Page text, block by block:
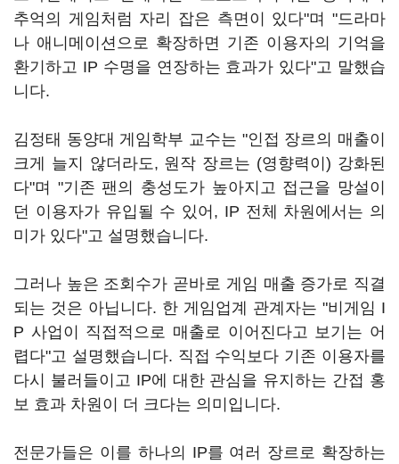
추억의 게임처럼 자리 잡은 측면이 있다"며 "드라마
나 애니메이션으로 확장하면 기존 이용자의 기억을
환기하고 IP 수명을 연장하는 효과가 있다"고 말했습
니다.
김정태 동양대 게임학부 교수는 "인접 장르의 매출이
크게 늘지 않더라도, 원작 장르는 (영향력이) 강화된
다"며 "기존 팬의 충성도가 높아지고 접근을 망설이
던 이용자가 유입될 수 있어, IP 전체 차원에서는 의
미가 있다"고 설명했습니다.
그러나 높은 조회수가 곧바로 게임 매출 증가로 직결
되는 것은 아닙니다. 한 게임업계 관계자는 "비게임 I
P 사업이 직접적으로 매출로 이어진다고 보기는 어
렵다"고 설명했습니다. 직접 수익보다 기존 이용자를
다시 불러들이고 IP에 대한 관심을 유지하는 간접 홍
보 효과 차원이 더 크다는 의미입니다.
전문가들은 이를 하나의 IP를 여러 장르로 확장하는